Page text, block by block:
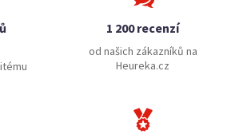
1 200 recenzí
od našich zákazníků na
Heureka.cz